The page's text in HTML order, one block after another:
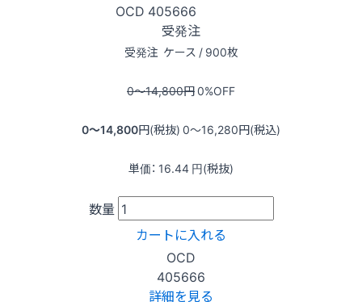
OCD 405666
受発注
受発注 ケース / 900枚
0〜14,800円0%OFF
0〜14,800円(税抜) 0〜16,280円(税込)
単価： 16.44 円(税抜)
数量
カートに入れる
OCD
405666
詳細を見る